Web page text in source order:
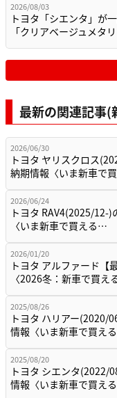
2026/08/03
トヨタ「シエンタ」が
「クリアベージュメタ
最新の関連記事
2026/06/30
トヨタ ヤリスクロス
納期情報〈いま新車で
2026/06/24
トヨタ RAV4(2025/12-
〈いま新車で買える…
2026/01/20
トヨタ アルファード【
〈2026冬：新車で買
2025/08/26
トヨタ ハリアー(2020/
情報〈いま新車で買え
2025/08/20
トヨタ シエンタ(2022/
情報〈いま新車で買え